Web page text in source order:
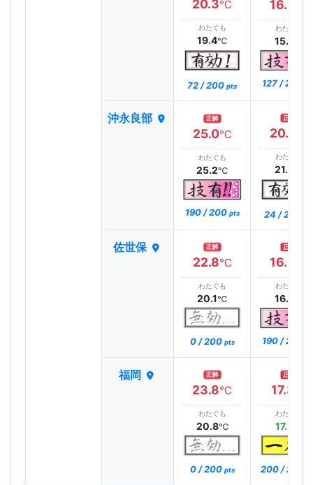
20.3℃
わたぐも
19.4℃
72 / 200 pts
16.3
わたぐも
15.7
127 / 200
沖永良部 正解
25.0℃
わたぐも
25.2℃
190 / 200 pts
正解
20.0
わたぐも
21.3
24 / 200
佐世保 正解
22.8℃
わたぐも
20.1℃
0 / 200 pts
正解
16.9
わたぐも
16.7
190 / 200
福岡 正解
23.8℃
わたぐも
20.8℃
0 / 200 pts
正解
17.3
わたぐも
17.3
200 / 200